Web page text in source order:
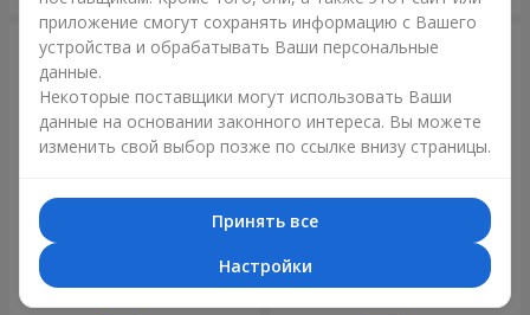
Букет "Your Smile" Букет "Прикосновение
приложение смогут сохранять информацию с Вашего
устройства и обрабатывать Ваши персональные
данные.
Некоторые поставщики могут использовать Ваши
данные на основании законного интереса. Вы можете
изменить свой выбор позже по ссылке внизу страницы.
Принять все
Настройки